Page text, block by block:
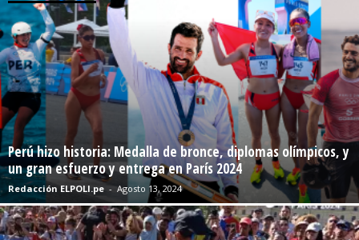
Perú hizo historia: Medalla de bronce, diplomas olímpicos, y
un gran esfuerzo y entrega en París 2024
Redacción ELPOLI.pe - Agosto 13, 2024